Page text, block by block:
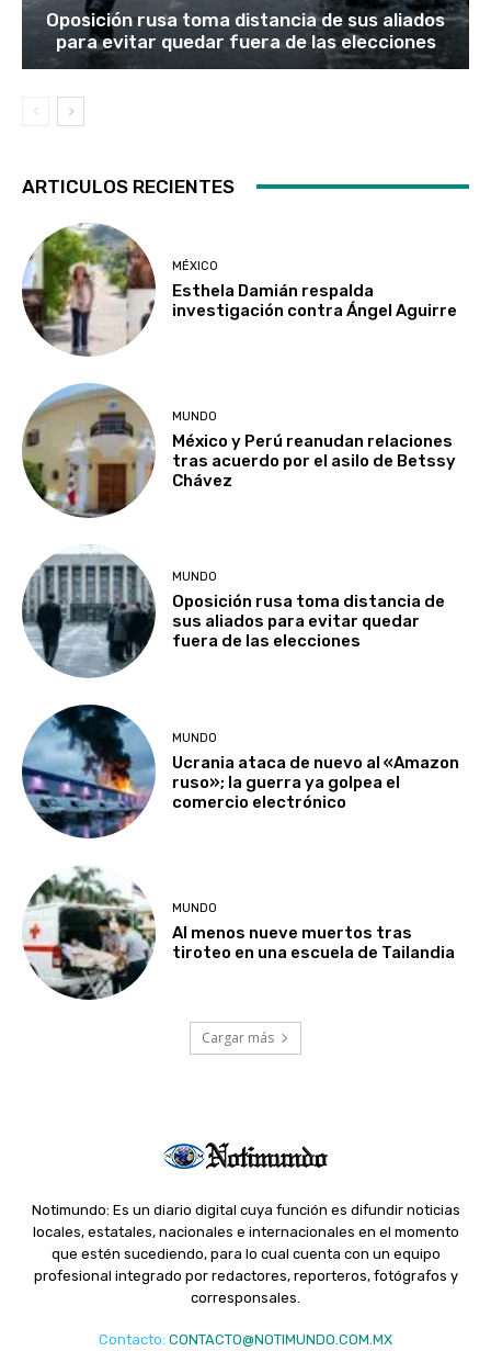
Oposición rusa toma distancia de sus aliados
para evitar quedar fuera de las elecciones
ARTICULOS RECIENTES
MÉXICO
Esthela Damián respalda
investigación contra Ángel Aguirre
MUNDO
México y Perú reanudan relaciones
tras acuerdo por el asilo de Betssy
Chávez
MUNDO
Oposición rusa toma distancia de
sus aliados para evitar quedar
fuera de las elecciones
MUNDO
Ucrania ataca de nuevo al «Amazon
ruso»; la guerra ya golpea el
comercio electrónico
MUNDO
Al menos nueve muertos tras
tiroteo en una escuela de Tailandia
Cargar más
Notimundo: Es un diario digital cuya función es difundir noticias
locales, estatales, nacionales e internacionales en el momento
que estén sucediendo, para lo cual cuenta con un equipo
profesional integrado por redactores, reporteros, fotógrafos y
corresponsales.
Contacto: CONTACTO@NOTIMUNDO.COM.MX